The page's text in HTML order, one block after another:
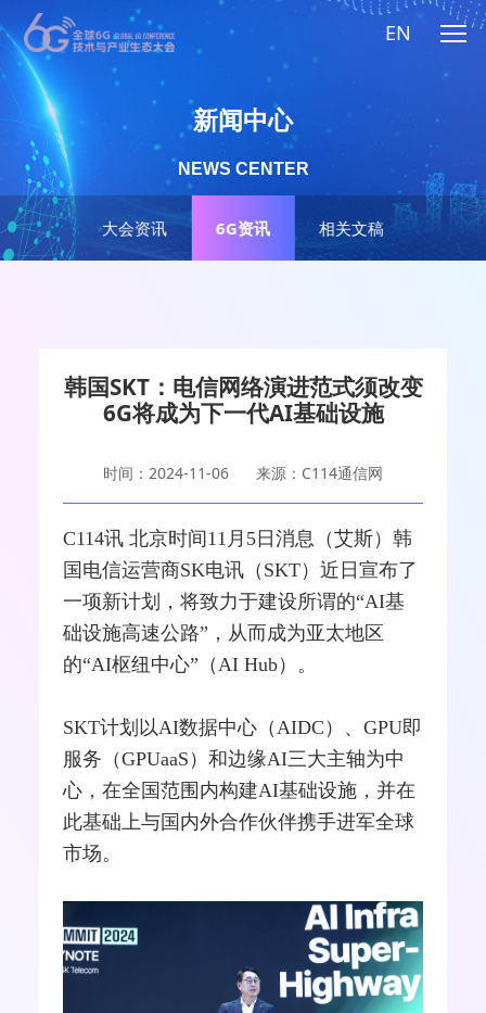
EN
大会资讯 6G资讯 相关文稿
新闻中心
NEWS CENTER
韩国SKT：电信网络演进范式须改变
6G将成为下一代AI基础设施
时间：2024-11-06 来源：C114通信网
C114讯 北京时间11月5日消息（艾斯）韩
国电信运营商SK电讯 （SKT）近日宣布了
一项新计划，将致力于建设所谓的“AI基
础设施高速公路”，从而成为亚太地区
的“AI枢纽中心”（AIHub）。
SKT计划以AI数据中心（AIDC）、GPU即
服务（GPUaaS）和边缘AI三大主轴为中
心，在全国范围内构建AI基础设施，并在
此基础上与国内外合作伙伴携手进军全球
市场。